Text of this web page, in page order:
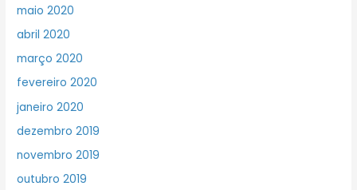
maio 2020
abril 2020
março 2020
fevereiro 2020
janeiro 2020
dezembro 2019
novembro 2019
outubro 2019